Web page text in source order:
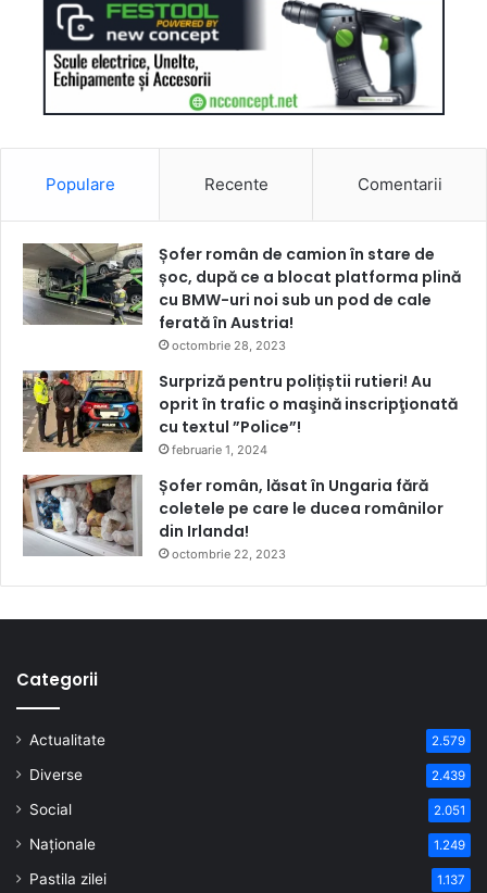
Populare Recente Comentarii
Șofer român de camion în stare de
șoc, după ce a blocat platforma plină
cu BMW-uri noi sub un pod de cale
ferată în Austria!
octombrie 28, 2023
Surpriză pentru polițiștii rutieri! Au
oprit în trafic o maşină inscripţionată
cu textul ”Police”!
februarie 1, 2024
Șofer român, lăsat în Ungaria fără
coletele pe care le ducea românilor
din Irlanda!
octombrie 22, 2023
Categorii
Actualitate 2.579
Diverse 2.439
Social 2.051
Naționale 1.249
Pastila zilei 1.137